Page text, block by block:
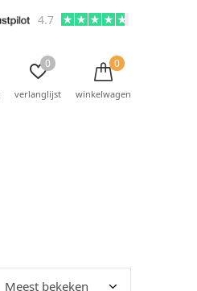
verlanglijst
0
winkelwagen
0
4.7